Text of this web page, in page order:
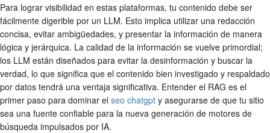
Para lograr visibilidad en estas plataformas, tu contenido debe ser
fácilmente digerible por un LLM. Esto implica utilizar una redacción
concisa, evitar ambigüedades, y presentar la información de manera
lógica y jerárquica. La calidad de la información se vuelve primordial;
los LLM están diseñados para evitar la desinformación y buscar la
verdad, lo que significa que el contenido bien investigado y respaldado
por datos tendrá una ventaja significativa. Entender el RAG es el
primer paso para dominar el seo chatgpt y asegurarse de que tu sitio
sea una fuente confiable para la nueva generación de motores de
búsqueda impulsados por IA.